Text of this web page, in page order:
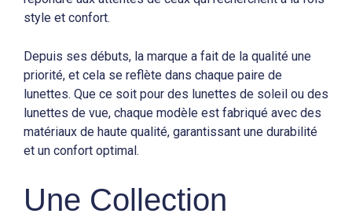
style et confort.
Depuis ses débuts, la marque a fait de la qualité une
priorité, et cela se reflète dans chaque paire de
lunettes. Que ce soit pour des lunettes de soleil ou des
lunettes de vue, chaque modèle est fabriqué avec des
matériaux de haute qualité, garantissant une durabilité
et un confort optimal.
Une Collection